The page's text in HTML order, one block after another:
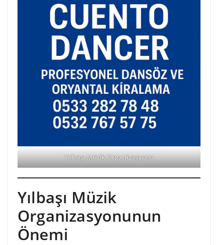
Yılbaşı Müzik Organizasyonu
Yılbaşı Müzik
Organizasyonunun
Önemi